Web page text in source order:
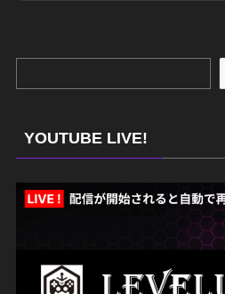
YOUTUBE LIVE!